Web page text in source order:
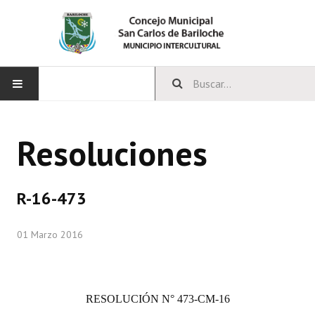
CONCEJO
Concejales Mandato Cumplido
Resoluciones
R-16-473
01 Marzo 2016
RESOLUCIÓN N° 473-CM-16